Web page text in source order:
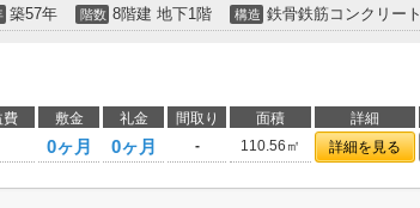
築57年 階数 8階建 地下1階 構造 鉄骨鉄筋コンクリート
費 敷金 礼金 間取り 面積 詳細
0ヶ月 0ヶ月 - 110.56㎡ 詳細を見る